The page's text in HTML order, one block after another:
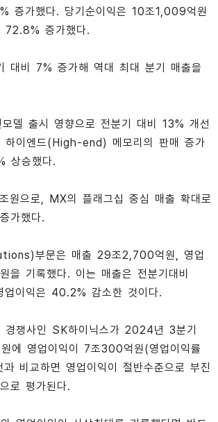
증가했다. 당기순이익은 10조1,009억원
72.8% 증가했다.
대비 7% 증가해 역대 최대 분기 매출을
델 출시 영향으로 전분기 대비 13% 개선
하이엔드(High-end) 메모리의 판매 증가
상승했다.
원으로, MX의 플래그십 중심 매출 확대로
가했다.
부문은 매출 29조2,700억원, 영업
을 기록했다. 이는 매출은 전분기대비
이익은 40.2% 감소한 것이다.
경쟁사인 SK하이닉스가 2024년 3분기
에 영업이익이 7조300억원(영업이익률
비교하면 영업이익이 절반수준으로 부진
로 평가된다.